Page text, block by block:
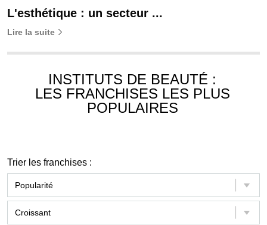
L'esthétique : un secteur ...
Lire la suite
INSTITUTS DE BEAUTÉ :
LES FRANCHISES LES PLUS
POPULAIRES
Trier les franchises :